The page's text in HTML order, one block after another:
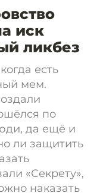
иск
ликбез
есть
мем.
по
да ещё и
ли защитить
«Секрету»,
наказать